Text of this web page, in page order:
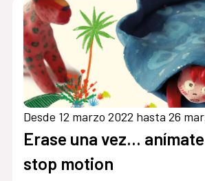
Desde 12 marzo 2022 hasta 26
Erase una vez…
stop motion